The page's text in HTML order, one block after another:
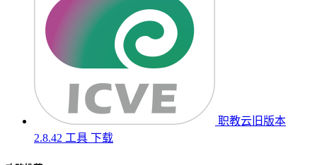
职教云旧版本
2.8.42 工具 下载